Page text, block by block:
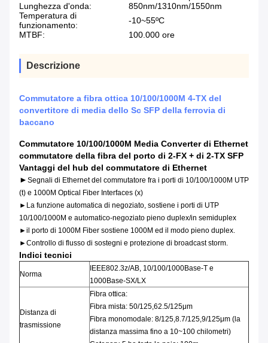
Lunghezza d'onda:
850nm/1310nm/1550nm
Temperatura di
funzionamento:
-10~55ºC
MTBF:
100.000 ore
Descrizione
Commutatore a fibra ottica 10/100/1000M 4-TX del
convertitore di media dello Sc SFP della ferrovia di
baccano
Commutatore 10/100/1000M Media Converter di Ethernet
commutatore della fibra del porto di 2-FX + di 2-TX SFP
Vantaggi del hub del commutatore di Ethernet
► Segnali di Ethernet del commutatore fra i porti di 10/100/1000M UTP
(t) e 1000M Optical Fiber Interfaces (x)
►La funzione automatica di negoziato, sostiene i porti di UTP
10/100/1000M e automatico-negoziato pieno duplex/in semiduplex
►il porto di 1000M Fiber sostiene 1000M ed il modo pieno duplex.
►Controllo di flusso di sostegni e protezione di broadcast storm.
Indici tecnici
Norma
IEEE802.3z/AB, 10/100/1000Base-T e
1000Base-SX/LX
Distanza di
trasmissione
Fibra ottica:
Fibra mista: 50/125,62.5/125μm
Fibra monomodale: 8/125,8.7/125,9/125μm (la
distanza massima fino a 10~100 chilometri)